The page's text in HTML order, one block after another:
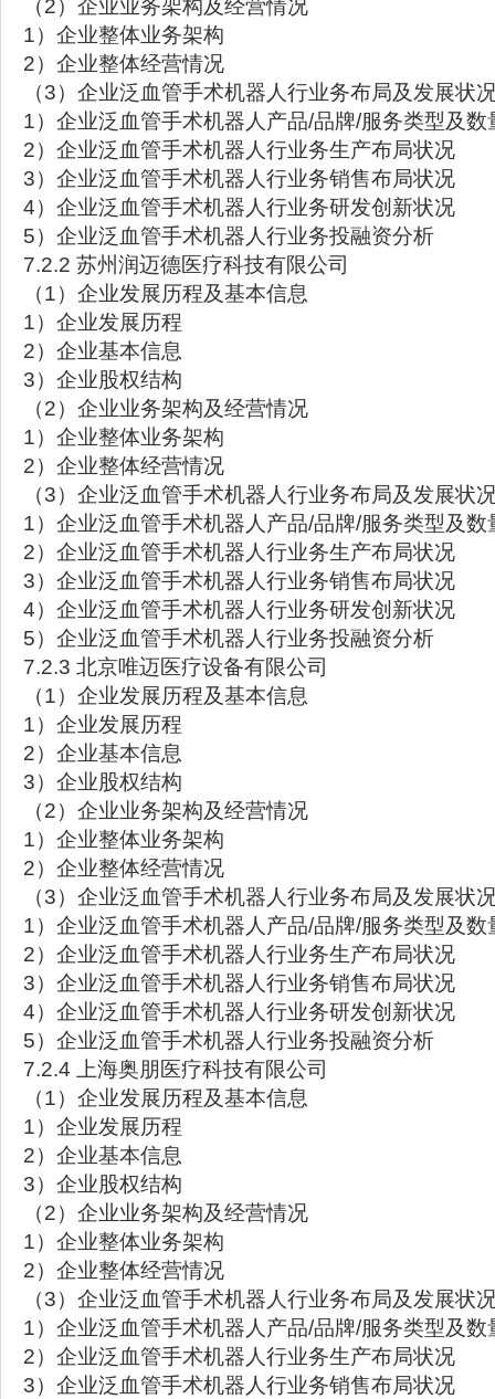
（2）企业业务架构及经营情况
1）企业整体业务架构
2）企业整体经营情况
（3）企业泛血管手术机器人行业务布局及发展状
1）企业泛血管手术机器人产品/品牌/服务类型及数
2）企业泛血管手术机器人行业务生产布局状况
3）企业泛血管手术机器人行业务销售布局状况
4）企业泛血管手术机器人行业务研发创新状况
5）企业泛血管手术机器人行业务投融资分析
7.2.2 苏州润迈德医疗科技有限公司
（1）企业发展历程及基本信息
1）企业发展历程
2）企业基本信息
3）企业股权结构
（2）企业业务架构及经营情况
1）企业整体业务架构
2）企业整体经营情况
（3）企业泛血管手术机器人行业务布局及发展状
1）企业泛血管手术机器人产品/品牌/服务类型及数
2）企业泛血管手术机器人行业务生产布局状况
3）企业泛血管手术机器人行业务销售布局状况
4）企业泛血管手术机器人行业务研发创新状况
5）企业泛血管手术机器人行业务投融资分析
7.2.3 北京唯迈医疗设备有限公司
（1）企业发展历程及基本信息
1）企业发展历程
2）企业基本信息
3）企业股权结构
（2）企业业务架构及经营情况
1）企业整体业务架构
2）企业整体经营情况
（3）企业泛血管手术机器人行业务布局及发展状
1）企业泛血管手术机器人产品/品牌/服务类型及数
2）企业泛血管手术机器人行业务生产布局状况
3）企业泛血管手术机器人行业务销售布局状况
4）企业泛血管手术机器人行业务研发创新状况
5）企业泛血管手术机器人行业务投融资分析
7.2.4 上海奥朋医疗科技有限公司
（1）企业发展历程及基本信息
1）企业发展历程
2）企业基本信息
3）企业股权结构
（2）企业业务架构及经营情况
1）企业整体业务架构
2）企业整体经营情况
（3）企业泛血管手术机器人行业务布局及发展状
1）企业泛血管手术机器人产品/品牌/服务类型及数
2）企业泛血管手术机器人行业务生产布局状况
3）企业泛血管手术机器人行业务销售布局状况